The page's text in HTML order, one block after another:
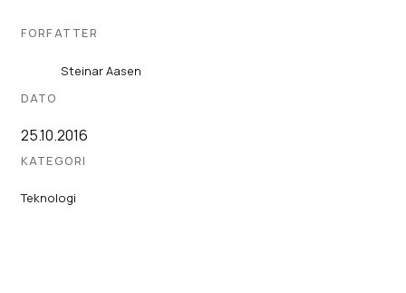
FORFATTER
Steinar Aasen
DATO
25.10.2016
KATEGORI
Teknologi